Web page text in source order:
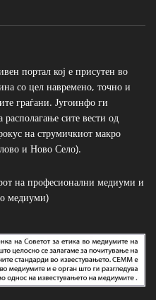
портал кој е присутен во
со цел навремено, точно и
граѓани. Југоинфо ги
сите вести од
на струмичкиот макро
и Ново Село).
на професионални медиуми и
медиуми)